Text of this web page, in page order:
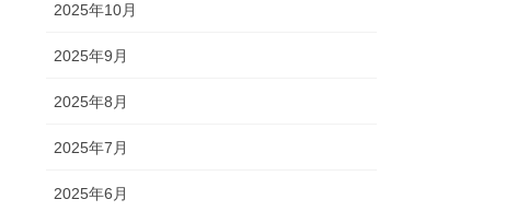
2025年10月
2025年9月
2025年8月
2025年7月
2025年6月